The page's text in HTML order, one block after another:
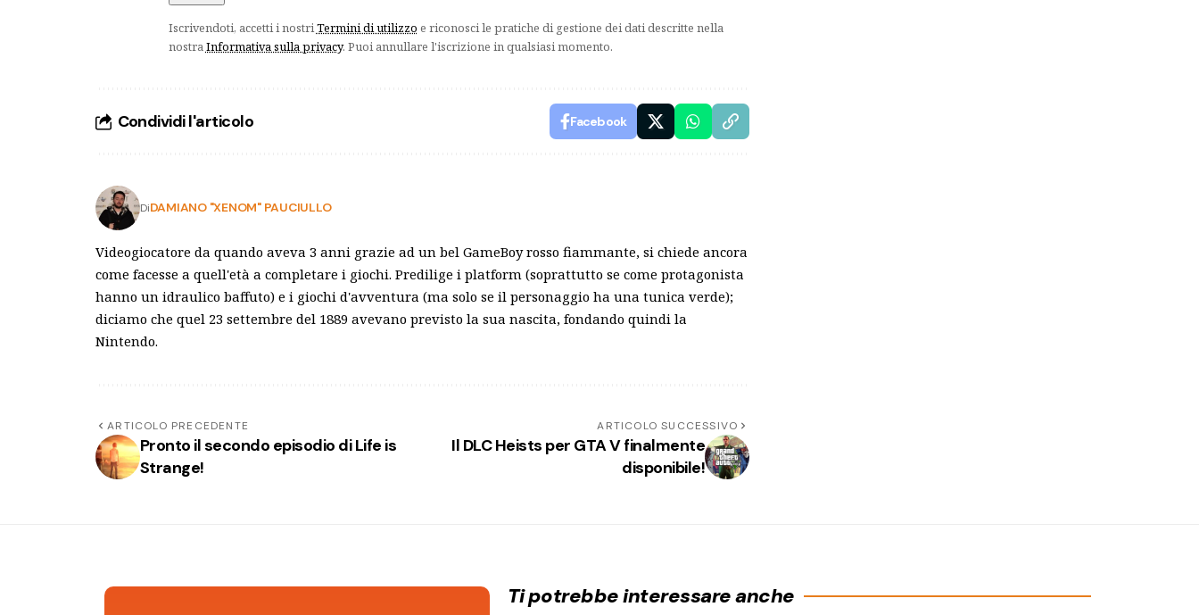
Iscrivendoti, accetti i nostri Termini di utilizzo e riconosci le pratiche di gestione dei dati descritte nella
nostra Informativa sulla privacy. Puoi annullare l'iscrizione in qualsiasi momento.
Condividi l'articolo Facebook
DiDAMIANO "XENOM" PAUCIULLO
Videogiocatore da quando aveva 3 anni grazie ad un bel GameBoy rosso fiammante, si chiede ancora
come facesse a quell'età a completare i giochi. Predilige i platform (soprattutto se come protagonista
hanno un idraulico baffuto) e i giochi d'avventura (ma solo se il personaggio ha una tunica verde);
diciamo che quel 23 settembre del 1889 avevano previsto la sua nascita, fondando quindi la
Nintendo.
ARTICOLO PRECEDENTE
Pronto il secondo episodio di Life is
Strange!
ARTICOLO SUCCESSIVO
Il DLC Heists per GTA V finalmente
disponibile!
Ti potrebbe interessare anche